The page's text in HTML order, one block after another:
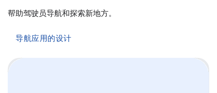
帮助驾驶员导航和探索新地方。
导航应用的设计